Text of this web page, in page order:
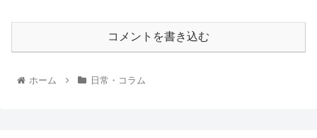
コメントを書き込む
ホーム 日常・コラム